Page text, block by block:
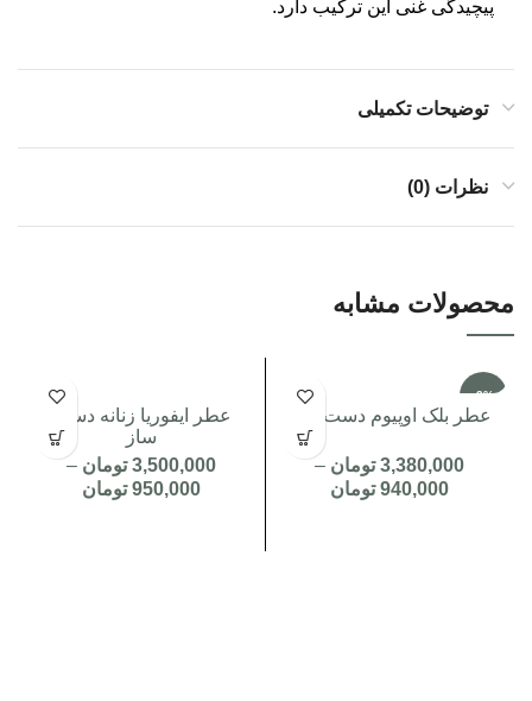
پیچیدگی غنی این ترکیب دارد.
توضیحات تکمیلی
نظرات (0)
محصولات مشابه
-3%
عطر بلک اوپیوم دست ساز
3,380,000 تومان –
940,000 تومان
عطر ایفوریا زنانه دست
ساز
3,500,000 تومان –
950,000 تومان